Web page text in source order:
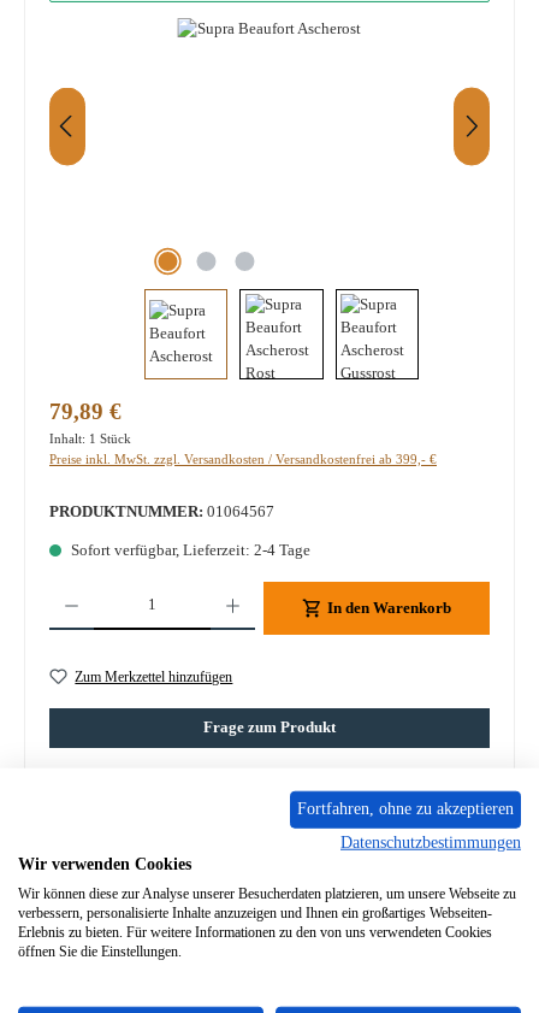
Regulärer Preis:
79,89 €
Inhalt: 1 Stück
Preise inkl. MwSt. zzgl. Versandkosten / Versandkostenfrei ab 399,- €
PRODUKTNUMMER: 01064567
Sofort verfügbar, Lieferzeit: 2-4 Tage
In den Warenkorb
Zum Merkzettel hinzufügen
Frage zum Produkt
Beschreibung
Original Ascherost für den Kaminofen Supra Beaufort Supra
Beaufort Ascherost Eckdaten: Rost, Kaminrost Maße (B/L/H)
281…Mehr
Fortfahren, ohne zu akzeptieren
Datenschutzbestimmungen
Wir verwenden Cookies
Wir können diese zur Analyse unserer Besucherdaten platzieren, um unsere Webseite zu
verbessern, personalisierte Inhalte anzuzeigen und Ihnen ein großartiges Webseiten-
Erlebnis zu bieten. Für weitere Informationen zu den von uns verwendeten Cookies
öffnen Sie die Einstellungen.